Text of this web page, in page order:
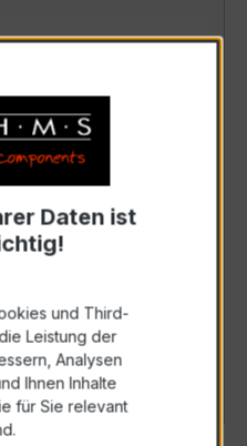
Daten ist
und Third-
Leistung der
Analysen
Ihnen Inhalte
für Sie relevant